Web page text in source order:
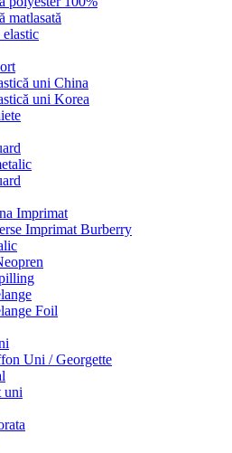
matlasată
elastic
uni China
uni Korea
Imprimat
Imprimat Burberry
Foil
Uni / Georgette
uni